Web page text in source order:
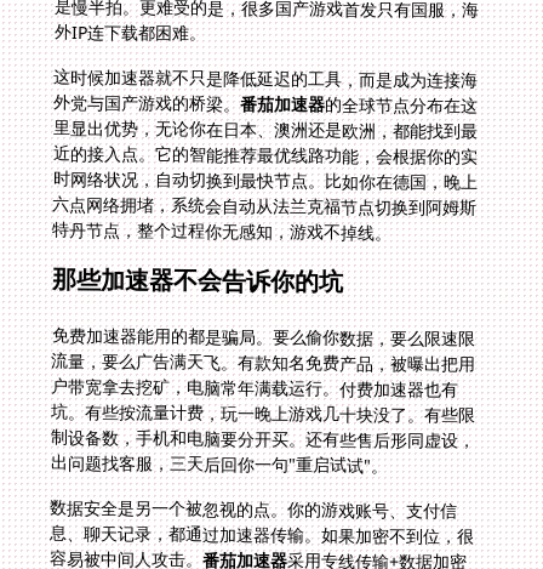
外IP连下载都困难。
这时候加速器就不只是降低延迟的工具，而是成为连接海
外党与国产游戏的桥梁。番茄加速器的全球节点分布在这
里显出优势，无论你在日本、澳洲还是欧洲，都能找到最
近的接入点。它的智能推荐最优线路功能，会根据你的实
时网络状况，自动切换到最快节点。比如你在德国，晚上
六点网络拥堵，系统会自动从法兰克福节点切换到阿姆斯
特丹节点，整个过程你无感知，游戏不掉线。
那些加速器不会告诉你的坑
免费加速器能用的都是骗局。要么偷你数据，要么限速限
流量，要么广告满天飞。有款知名免费产品，被曝出把用
户带宽拿去挖矿，电脑常年满载运行。付费加速器也有
坑。有些按流量计费，玩一晚上游戏几十块没了。有些限
制设备数，手机和电脑要分开买。还有些售后形同虚设，
出问题找客服，三天后回你一句"重启试试"。
数据安全是另一个被忽视的点。你的游戏账号、支付信
息、聊天记录，都通过加速器传输。如果加密不到位，很
容易被中间人攻击。番茄加速器采用专线传输+数据加密
双重保护，每个数据包都经过AES-256加密，即使被截获
也无法破解。它的售后实时保障也很到位，技术支持团队
是7×24小时在线，凌晨三点出问题也有人响应。这点对